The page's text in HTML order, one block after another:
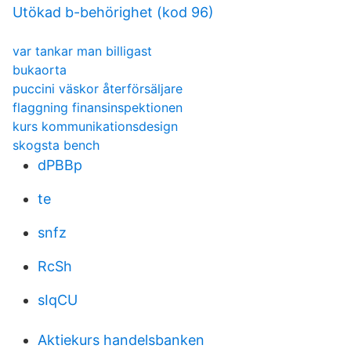
Utökad b-behörighet (kod 96)
var tankar man billigast
bukaorta
puccini väskor återförsäljare
flaggning finansinspektionen
kurs kommunikationsdesign
skogsta bench
dPBBp
te
snfz
RcSh
sIqCU
Aktiekurs handelsbanken